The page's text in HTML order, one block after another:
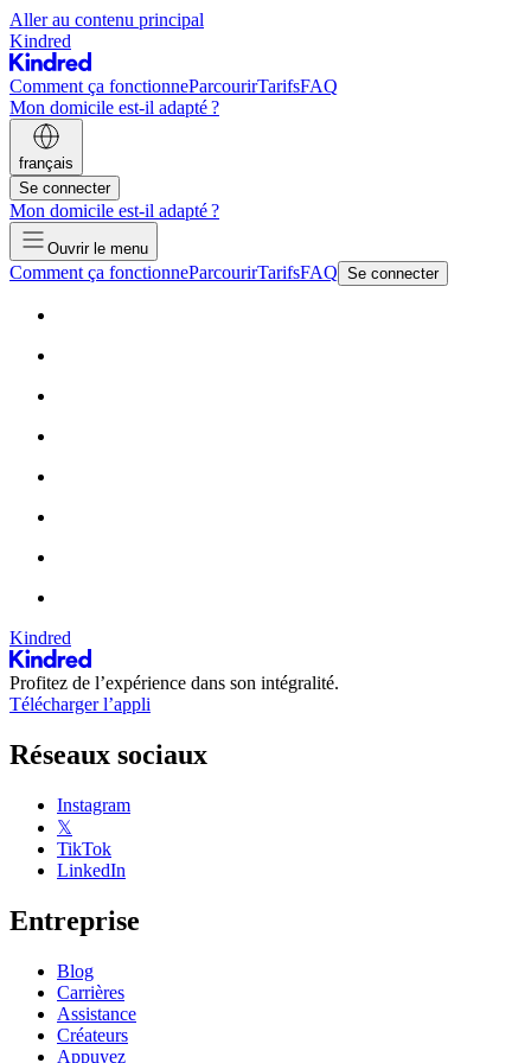
Aller au contenu principal
Kindred
Comment ça fonctionneParcourirTarifsFAQ
Mon domicile est-il adapté ?
français
Se connecter
Mon domicile est-il adapté ?
Ouvrir le menu
Comment ça fonctionneParcourirTarifsFAQ Se connecter
Kindred
Profitez de l’expérience dans son intégralité.
Télécharger l’appli
Réseaux sociaux
Instagram
𝕏
TikTok
LinkedIn
Entreprise
Blog
Carrières
Assistance
Créateurs
Appuyez